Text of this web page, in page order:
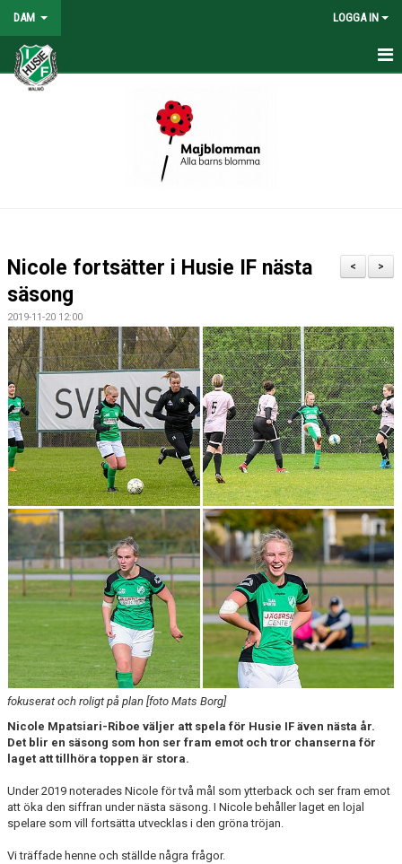
DAM LOGGA IN
HEM
MATCHER
>
<
Nicole fortsätter i Husie IF nästa
säsong
2019-11-20 12:00
fokuserat och roligt på plan [foto Mats Borg]
Nicole Mpatsiari-Riboe väljer att spela för Husie IF även nästa år.
Det blir en säsong som hon ser fram emot och tror chanserna för
laget att tillhöra toppen är stora.
Under 2019 noterades Nicole för två mål som ytterback och ser fram emot
att öka den siffran under nästa säsong. I Nicole behåller laget en lojal
spelare som vill fortsätta utvecklas i den gröna tröjan.
Vi träffade henne och ställde några frågor.